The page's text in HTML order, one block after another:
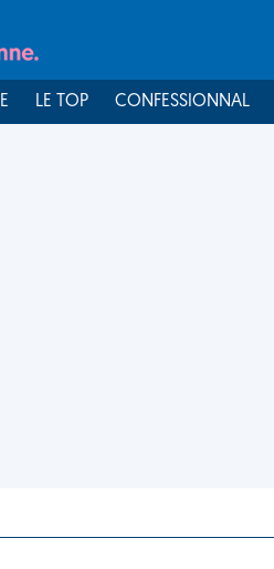
LE TOP CONFESSIONNAL